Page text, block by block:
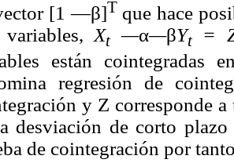
[1 —β]T que hace
Xt—α—βYt=
están cointegradas
regresión de
y Z corresponde
desviación de corto
de cointegración por